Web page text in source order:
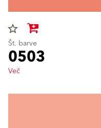
star_border
Št. barve
0503
Več